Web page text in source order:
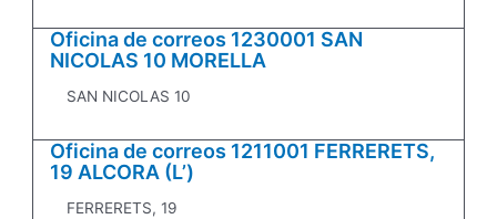
Oficina de correos 1230001 SAN
NICOLAS 10 MORELLA
SAN NICOLAS 10
Oficina de correos 1211001 FERRERETS,
19 ALCORA (L’)
FERRERETS, 19